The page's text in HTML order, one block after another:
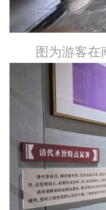
图为游客在